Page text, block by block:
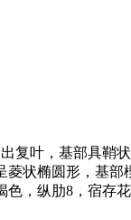
复叶，基部具鞘
状椭圆形，基
，纵肋8，宿存花